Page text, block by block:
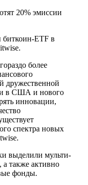
биткоин-ETF в
более
дружественной
в США и нового
инновации,
спектра новых
выделили мульти-
также активно
фонды.